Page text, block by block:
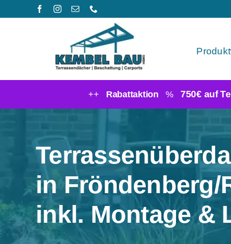
++ Rabattaktion % 750€ auf
in Fröndenberg/
inkl. Montage &